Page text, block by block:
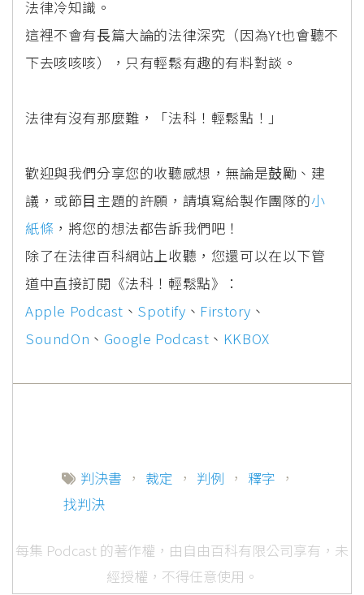
法律冷知識。
這裡不會有⻑篇⼤論的法律深究（因為Yt也會聽不
下去咳咳咳），只有輕鬆有趣的有料對談。
法律有沒有那麼難，「法科！輕鬆點！」
歡迎與我們分享您的收聽感想，無論是⿎勵、建
議，或節⽬主題的許願，請填寫給製作團隊的⼩
紙條 ，將您的想法都告訴我們吧！
除了在法律百科網站上收聽，您還可以在以下管
道中直接訂閱《法科！輕鬆點》：
Apple Podcast 、 Spotify 、 Firstory 、
SoundOn 、 Google Podcast 、 KKBOX
判決書 ， 裁定 ， 判例 ， 釋字 ，
找判決
每集 Podcast 的著作權，由自由百科有限公司享有，未
經授權，不得任意使用。